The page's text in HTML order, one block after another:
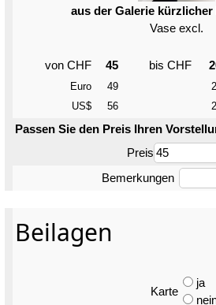
aus der Galerie
Vase excl.
von CHF 45 bis CHF
Euro 49
US$
56
Passen Sie den Preis Ihren
Preis
Bemerkungen
Beilagen
Karte
ja